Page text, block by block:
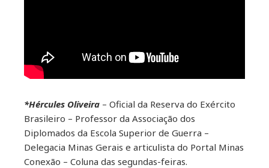
*Hércules Oliveira – Oficial da Reserva do Exército
Brasileiro – Professor da Associação dos
Diplomados da Escola Superior de Guerra –
Delegacia Minas Gerais e articulista do Portal Minas
Conexão – Coluna das segundas-feiras.